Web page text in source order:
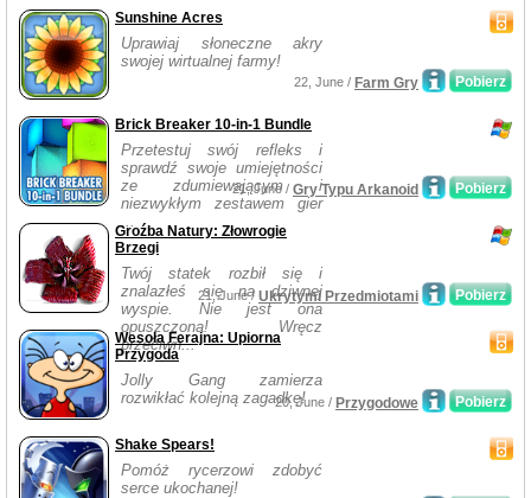
Sunshine Acres
Uprawiaj słoneczne akry
swojej wirtualnej farmy!
Pobierz
22, June / Farm Gry
Brick Breaker 10-in-1 Bundle
Przetestuj swój refleks i
sprawdź swoje umiejętności
ze zdumiewającym i
niezwykłym zestawem gier
...
Pobierz
21, June / Gry Typu Arkanoid
Groźba Natury: Złowrogie
Brzegi
Twój statek rozbił się i
znalazłeś się na dziwnej
wyspie. Nie jest ona
opuszczona! Wręcz
przeciwn...
Pobierz
21, June / Ukrytymi Przedmiotami
Wesoła Ferajna: Upiorna
Przygoda
Jolly Gang zamierza
rozwikłać kolejną zagadkę!
Pobierz
20, June / Przygodowe
Shake Spears!
Pomóż rycerzowi zdobyć
serce ukochanej!